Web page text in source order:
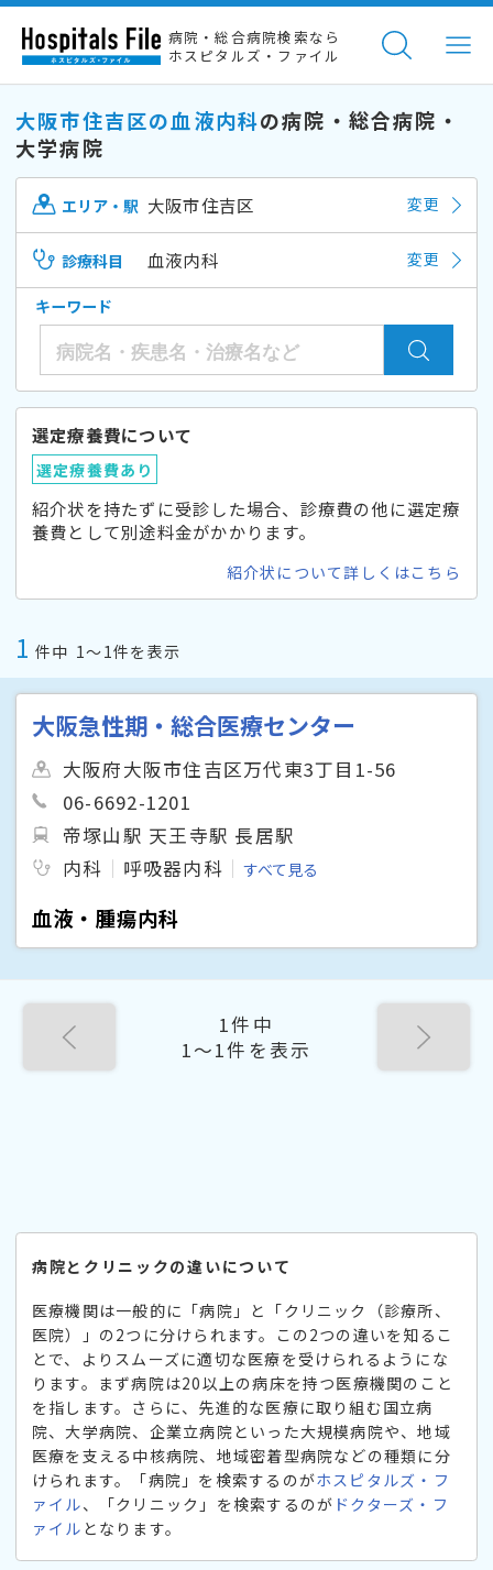
病院・総合病院検索なら
ホスピタルズ・ファイル
大阪市住吉区の血液内科の病院・総合病院・
大学病院
エリア・駅 大阪市住吉区 変更
診療科目 血液内科 変更
キーワード
選定療養費について
選定療養費あり
紹介状を持たずに受診した場合、診療費の他に選定療
養費として別途料金がかかります。
紹介状について詳しくはこちら
1 件中 1〜1件を表示
大阪急性期・総合医療センター
大阪府大阪市住吉区万代東3丁目1-56
06-6692-1201
帝塚山駅 天王寺駅 長居駅
内科
呼吸器内科 すべて見る
血液・腫瘍内科
1件中
1〜1件を表示
病院とクリニックの違いについて
医療機関は一般的に「病院」と「クリニック（診療所、
医院）」の2つに分けられます。この2つの違いを知るこ
とで、よりスムーズに適切な医療を受けられるようにな
ります。まず病院は20以上の病床を持つ医療機関のこと
を指します。さらに、先進的な医療に取り組む国立病
院、大学病院、企業立病院といった大規模病院や、地域
医療を支える中核病院、地域密着型病院などの種類に分
けられます。「病院」を検索するのがホスピタルズ・フ
ァイル、「クリニック」を検索するのが ドクターズ・フ
ァイル となります。